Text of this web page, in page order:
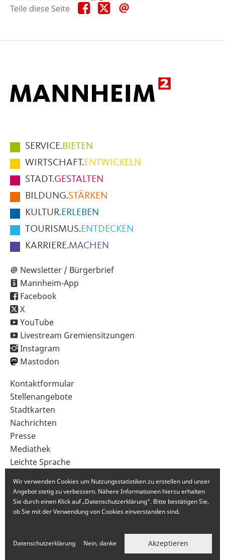
Teile diese Seite
Teile
diese
Teile
diese
Hauptmenüpunkte
im
Fußbereich
der
Seite
SERVICE.BIETEN
WIRTSCHAFT.ENTWICKELN
STADT.GESTALTEN
BILDUNG.STÄRKEN
KULTUR.ERLEBEN
TOURISMUS.ENTDECKEN
KARRIERE.MACHEN
Newsletter / Bürgerbrief
Mannheim-App
Facebook
X
YouTube
Livestream Gremiensitzungen
Instagram
Mastodon
Sekundärnavigation
im
Fußbereich
Kontaktformular
Stellenangebote
Stadtkarten
Nachrichten
Presse
Mediathek
Leichte Sprache
Wir verwenden Cookies um Nutzungsstatistiken zu erstellen und unser
Angebot stetig zu verbessern. Nähere Informationen hierzu erhalten
Sie durch einen Klick auf „Datenschutzerklärung“. Bitte bestätigen Sie,
ob Sie mit der Verwendung von Cookies einverstanden sind.
Datenschutzerklärung Nein, danke Akzeptieren